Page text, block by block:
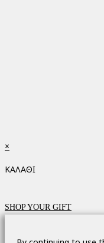
×
ΚΑΛΑΘΙ
SHOP YOUR GIFT